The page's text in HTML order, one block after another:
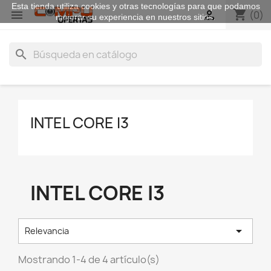
 shopping_cart (0)

search
INTEL CORE I3
INTEL CORE I3
Relevancia 
Mostrando 1-4 de 4 artículo(s)
Esta tienda utiliza cookies y otras tecnologías para que podamos
mejorar su experiencia en nuestros sitios.